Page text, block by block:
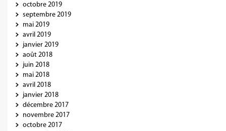
octobre 2019
septembre 2019
mai 2019
avril 2019
janvier 2019
août 2018
juin 2018
mai 2018
avril 2018
janvier 2018
décembre 2017
novembre 2017
octobre 2017